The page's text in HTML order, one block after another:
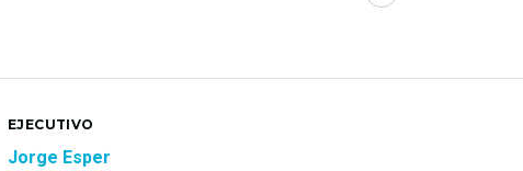
EJECUTIVO
Jorge Esper